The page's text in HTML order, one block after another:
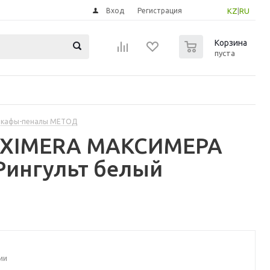
KZ RU
Вход Регистрация
Корзина
пуста
пеналы МЕТОД
МАКСИМЕРА
белый